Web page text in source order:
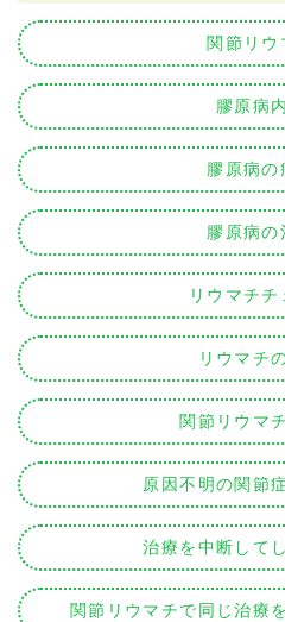
関節リウ
膠原病
膠原病の
膠原病の
リウマチチ
リウマチ
関節リウマ
原因不明の関節
治療を中断して
関節リウマチで同じ治療